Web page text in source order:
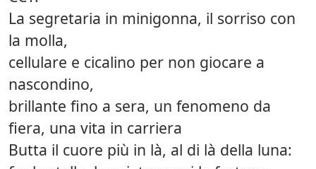
La segretaria in minigonna, il sorriso con
la molla,
cellulare e cicalino per non giocare a
nascondino,
brillante fino a sera, un fenomeno da
fiera, una vita in carriera
Butta il cuore più in là, al di là della luna: